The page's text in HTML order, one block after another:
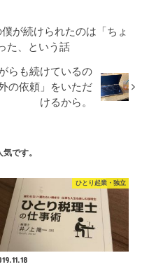
が続けられたのは「ちょ
た、という話
らも続けているの
の依頼」をいただ
けるから。
です。
ひとり起業・独立